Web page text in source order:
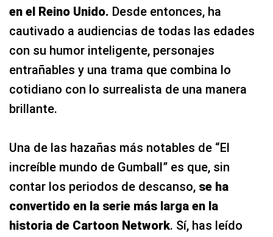
en el Reino Unido. Desde entonces, ha
cautivado a audiencias de todas las edades
con su humor inteligente, personajes
entrañables y una trama que combina lo
cotidiano con lo surrealista de una manera
brillante.
Una de las hazañas más notables de “El
increíble mundo de Gumball” es que, sin
contar los periodos de descanso, se ha
convertido en la serie más larga en la
historia de Cartoon Network. Sí, has leído